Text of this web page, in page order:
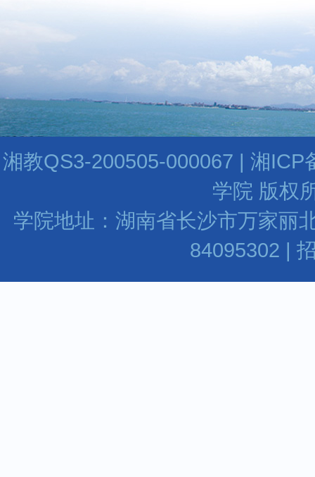
湘教QS3-200505-000067 | 湘
学院 版权
学院地址：湖南省长沙市万家丽
84095302 |